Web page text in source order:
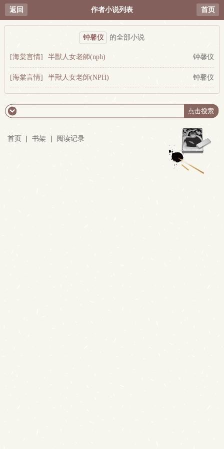
返回 作者小说列表 首页
钟馨仪 的全部小说
[海棠言情] 半獸人女老師(nph) 钟馨仪
[海棠言情] 半獸人女老師(NPH) 钟馨仪
首页 书架 阅读记录